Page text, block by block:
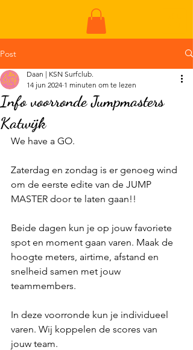
Post
Info voorronde Jumpmasters
Katwijk
Daan | KSN Surfclub.
14 jun 2024 1 minuten om te lezen
We have a GO.
Zaterdag en zondag is er genoeg wind
om de eerste edite van de JUMP
MASTER door te laten gaan!!
Beide dagen kun je op jouw favoriete
spot en moment gaan varen. Maak de
hoogte meters, airtime, afstand en
snelheid samen met jouw
teammembers.
In deze voorronde kun je individueel
varen. Wij koppelen de scores van
jouw team.